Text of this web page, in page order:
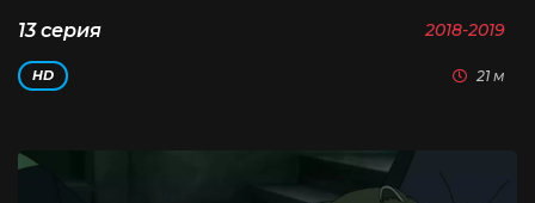
13 серия 2018-2019
HD 21 м